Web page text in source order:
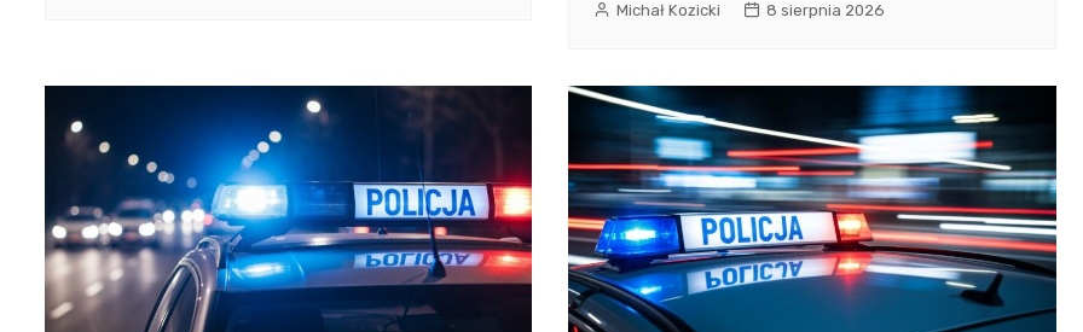
Michał Kozicki 8 sierpnia 2026